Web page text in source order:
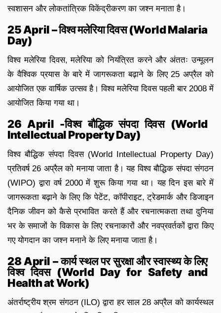
स्वशासन और लोकतांत्रिक विकेंद्रीकरण का जश्न मनाता है।
25 April – विश्व मलेरिया दिवस (World Malaria
Day)
विश्व मलेरिया दिवस, मलेरिया को नियंत्रित करने और अंततः उन्मूलन
के वैश्विक प्रयास के बारे में जागरूकता बढ़ाने के लिए 25 अप्रैल को
आयोजित एक वार्षिक उत्सव है। विश्व मलेरिया दिवस पहली बार 2008 में
आयोजित किया गया था।
26 April -विश्व बौद्धिक संपदा दिवस (World
Intellectual Property Day)
विश्व बौद्धिक संपदा दिवस (World Intellectual Property Day)
प्रतिवर्ष 26 अप्रैल को मनाया जाता है। यह विश्व बौद्धिक संपदा संगठन
(WIPO) द्वारा वर्ष 2000 में शुरू किया गया था। यह दिन इस बारे में
जागरूकता बढ़ाने के लिए कि पेटेंट, कॉपीराइट, ट्रेडमार्क और डिजाइन
दैनिक जीवन को कैसे प्रभावित करते हैं और रचनात्मकता तथा दुनिया
भर के समाजों के विकास के लिए रचनाकारों और नवप्रवर्तकों द्वारा किए
गए योगदान का जश्न मनाने के लिए मनाया जाता है।
28 April – कार्य स्थल पर सुरक्षा और स्वास्थ्य के लिए
विश्व दिवस (World Day for Safety and
Health at Work)
अंतर्राष्ट्रीय श्रम संगठन (ILO) द्वारा हर साल 28 अप्रैल को कार्यस्थल